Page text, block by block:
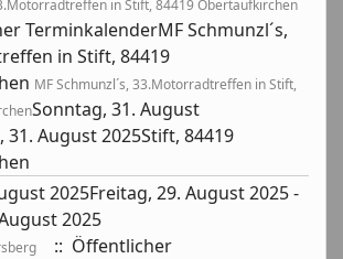
in Stift, 84419 Obertaufkirchen
TerminkalenderMF Schmunzl´s,
in Stift, 84419
MF Schmunzl´s, 33.Motorradtreffen in Stift,
Sonntag, 31. August
31. August 2025Stift, 84419
2025Freitag, 29. August 2025 -
2025
:: Öffentlicher